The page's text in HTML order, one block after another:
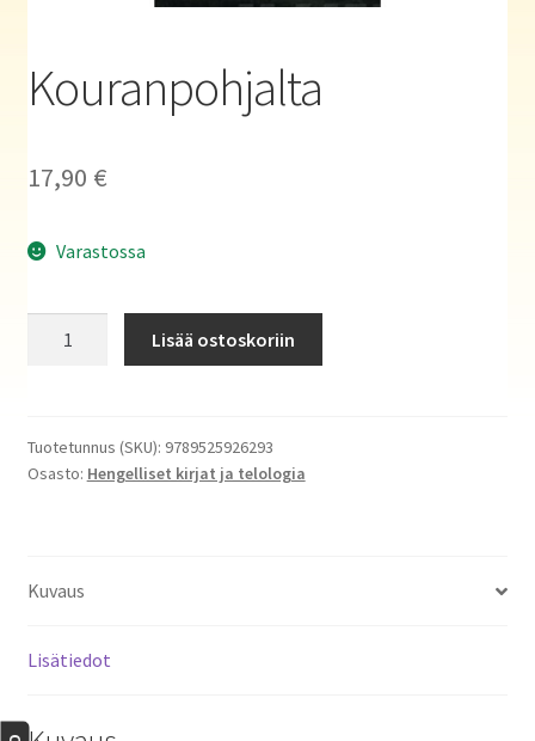
Kouranpohjalta
17,90 €
Varastossa
Lisää ostoskoriin
Tuotetunnus (SKU): 9789525926293
Osasto: Hengelliset kirjat ja telologia
Kuvaus
Lisätiedot